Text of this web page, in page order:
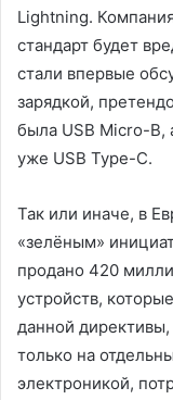
Lightning.
стандарт будет
стали впервые
зарядкой,
была USB Micro-B,
уже USB Type-C.
Так или иначе, в
«зелёным»
продано 420
устройств,
данной
только на
электроникой,